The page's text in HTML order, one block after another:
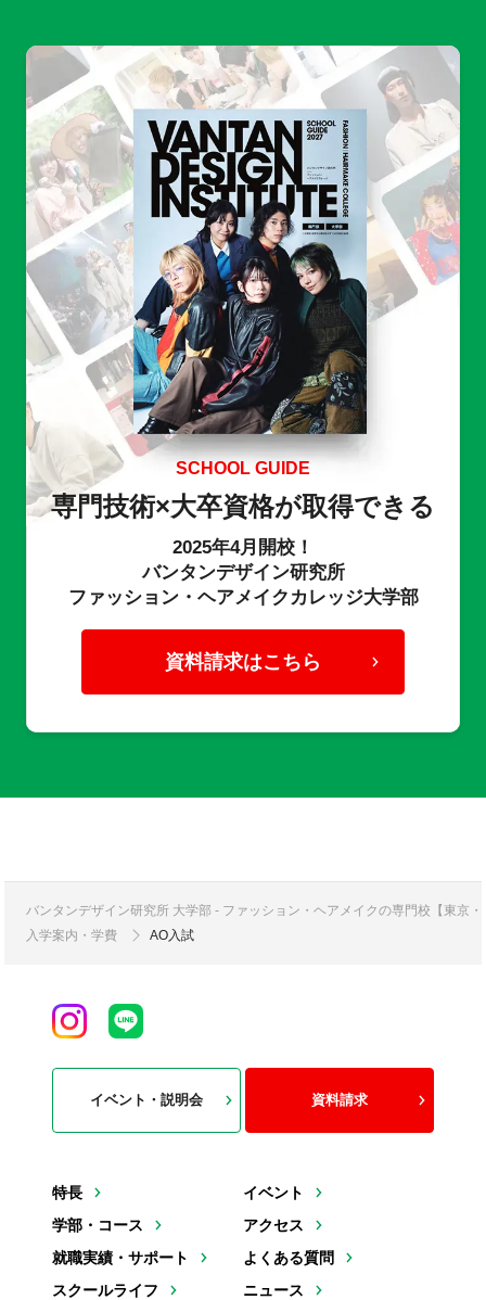
SCHOOL GUIDE
専門技術×大卒資格が取得できる
2025年4月開校！
バンタンデザイン研究所
ファッション・ヘアメイクカレッジ大学部
資料請求はこちら
バンタンデザイン研究所 大学部 - ファッション・ヘアメイクの専門校【東京
入学案内・学費
AO入試
特長
学部・コース
就職実績・サポート
スクールライフ
イベント
アクセス
よくある質問
ニュース
イベント・説明会 資料請求